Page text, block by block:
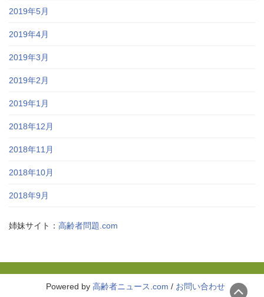
2019年5月
2019年4月
2019年3月
2019年2月
2019年1月
2018年12月
2018年11月
2018年10月
2018年9月
姉妹サイト： 高齢者問題.com
Powered by 高齢者ニュース.com / お問い合わせ